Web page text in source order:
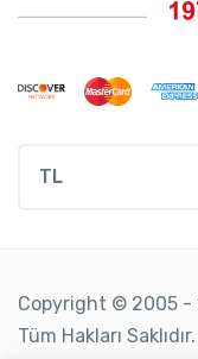
TL
Copyright © 2005 -
Tüm Hakları Saklıdır.